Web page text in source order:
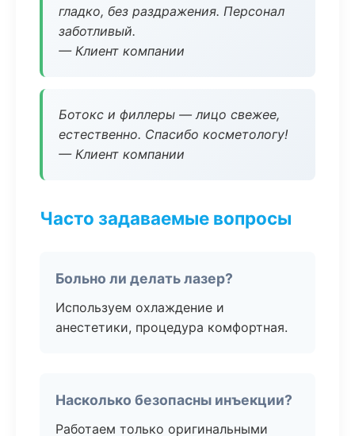
гладко, без раздражения. Персонал
заботливый.
— Клиент компании
Ботокс и филлеры — лицо свежее,
естественно. Спасибо косметологу!
— Клиент компании
Часто задаваемые вопросы
Больно ли делать лазер?
Используем охлаждение и
анестетики, процедура комфортная.
Насколько безопасны инъекции?
Работаем только оригинальными